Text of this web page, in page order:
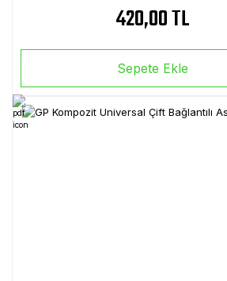
420,00 TL
Sepete Ekle